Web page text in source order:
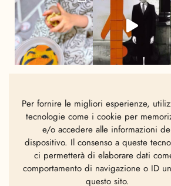
HOME CHI SIAMO
Per fornire le migliori esperienze,
tecnologie come i cookie per
e/o accedere alle informazioni
dispositivo. Il consenso a queste
ci permetterà di elaborare dati
comportamento di navigazione o ID
questo sito.